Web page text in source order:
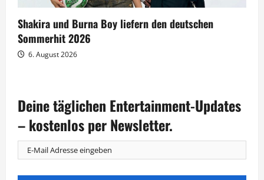
Shakira und Burna Boy liefern den deutschen
Sommerhit 2026
6. August 2026
Deine täglichen Entertainment-Updates
– kostenlos per Newsletter.